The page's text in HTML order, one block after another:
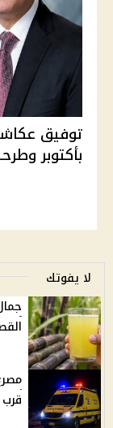
بأكتوبر
لا يفوتك
قرب